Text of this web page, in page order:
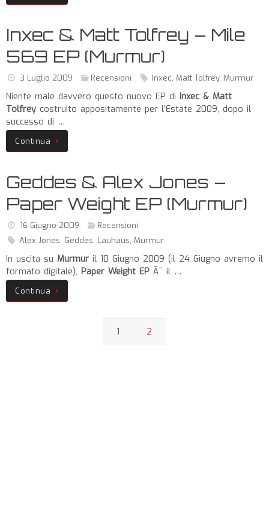
Inxec & Matt Tolfrey – Mile
569 EP (Murmur)
3 Luglio 2009 Recensioni Inxec, Matt Tolfrey, Murmur
Niente male davvero questo nuovo EP di Inxec & Matt
Tolfrey costruito appositamente per l’Estate 2009, dopo il
successo di …
Continua
Geddes & Alex Jones –
Paper Weight EP (Murmur)
16 Giugno 2009
Recensioni
Alex Jones, Geddes, Lauhaus, Murmur
In uscita su Murmur il 10 Giugno 2009 (il 24 Giugno avremo il
formato digitale), Paper Weight EP Ã¨ il …
Continua
1 2